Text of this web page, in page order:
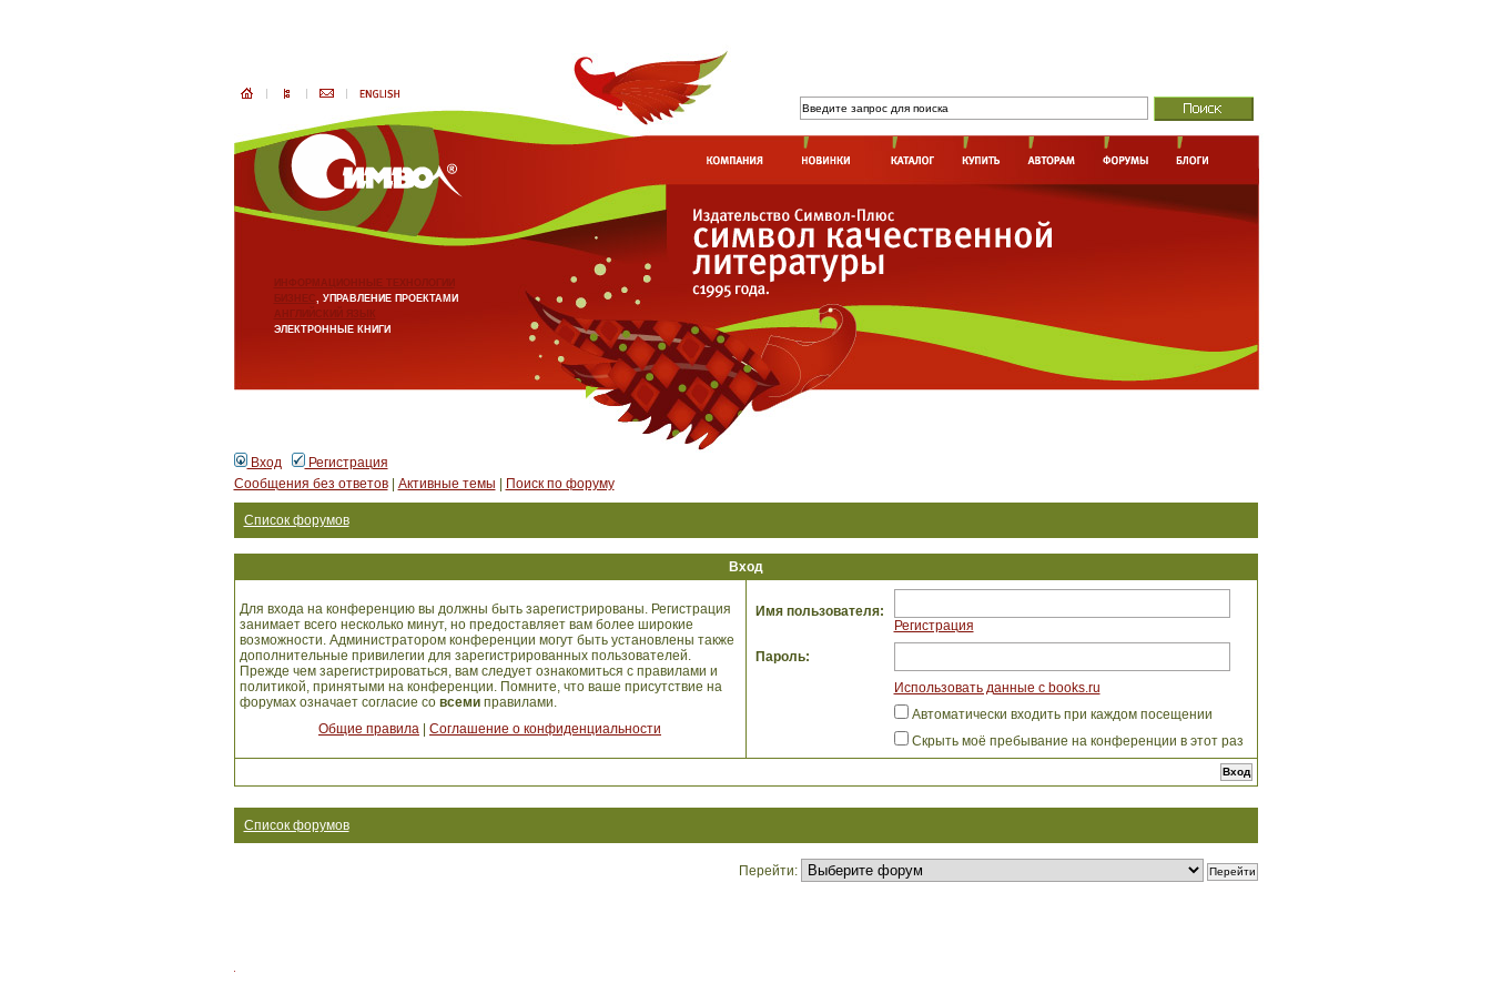
ИНФОРМАЦИОННЫЕ ТЕХНОЛОГИИ
БИЗНЕС, УПРАВЛЕНИЕ ПРОЕКТАМИ
АНГЛИЙСКИЙ ЯЗЫК
ЭЛЕКТРОННЫЕ КНИГИ
Вход
Регистрация
Сообщения без ответов| Активные темы Поиск по форуму
Список форумов
Вход
Для входа на конференцию вы должны быть зарегистрированы. Регистрация
занимает всего несколько минут, но предоставляет вам более широкие
возможности. Администратором конференции могут быть установлены также
дополнительные привилегии для зарегистрированных пользователей.
Прежде чем зарегистрироваться, вам следует ознакомиться с правилами и
политикой, принятыми на конференции. Помните, что ваше присутствие на
форумах означает согласие со всемиправилами.
Общие правила
Соглашение о конфиденциальности
Имя пользователя:
Регистрация
Пароль:
Использовать данные с books.ru
Автоматически входить при каждом посещении
Скрыть моё пребывание на конференции в этот раз
Список форумов
Перейти: